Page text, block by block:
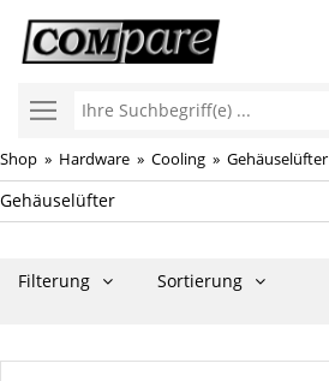
Shop » Hardware » Cooling » Gehäuselüfter
Gehäuselüfter
Filterung
Sortierung